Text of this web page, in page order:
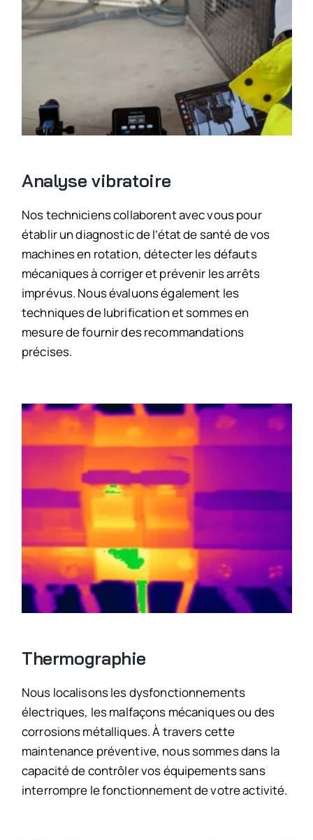
Analyse vibratoire
Nos techniciens collaborent avec vous pour
établir un diagnostic de l’état de santé de vos
machines en rotation, détecter les défauts
mécaniques à corriger et prévenir les arrêts
imprévus. Nous évaluons également les
techniques de lubrification et sommes en
mesure de fournir des recommandations
précises.
Thermographie
Nous localisons les dysfonctionnements
électriques, les malfaçons mécaniques ou des
corrosions métalliques.À travers cette
maintenance préventive, nous sommes dans la
capacité de contrôler vos équipements sans
interrompre le fonctionnement de votre activité.